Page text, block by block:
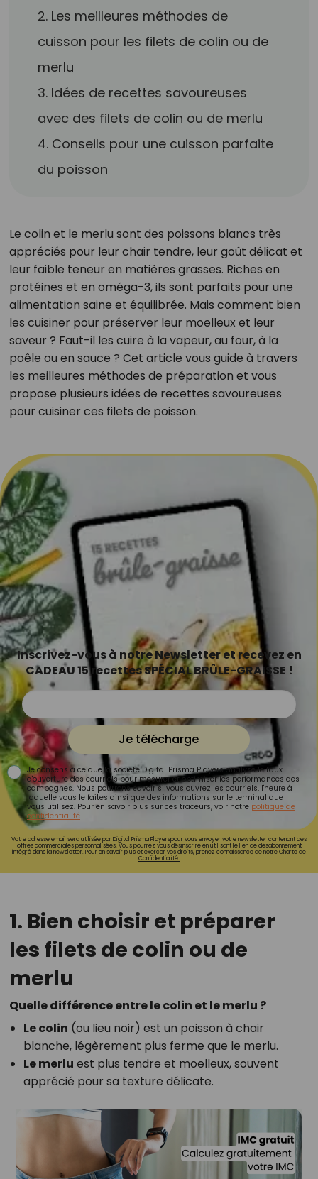
2. Les meilleures méthodes de
cuisson pour les filets de colin ou de
merlu
3. Idées de recettes savoureuses
avec des filets de colin ou de merlu
4. Conseils pour une cuisson parfaite
du poisson
Le colin et le merlu sont des poissons blancs très
appréciés pour leur chair tendre, leur goût délicat et
leur faible teneur en matières grasses. Riches en
protéines et en oméga-3, ils sont parfaits pour une
alimentation saine et équilibrée. Mais comment bien
les cuisiner pour préserver leur moelleux et leur
saveur ? Faut-il les cuire à la vapeur, au four, à la
poêle ou en sauce ? Cet article vous guide à travers
les meilleures méthodes de préparation et vous
propose plusieurs idées de recettes savoureuses
pour cuisiner ces filets de poisson.
Inscrivez-vous à notre Newsletter et recevez en
CADEAU 15 recettes SPÉCIAL BRÛLE-GRAISSE !
Je télécharge
Je consens à ce que la société Digital Prisma Players analyse le taux
d'ouverture des courriels pour mesurer et optimiser les performances des
campagnes. Nous pourrons savoir si vous ouvrez les courriels, l'heure à
laquelle vous le faites ainsi que des informations sur le terminal que
vous utilisez. Pour en savoir plus sur ces traceurs, voir notre politique de
confidentialité.
Votre adresse email sera utilisée par Digital Prisma Playerspour vous envoyer votre newsletter contenant des
offres commerciales personnalisées. Vous pourrez vous désinscrire en utilisant le lien de désabonnement
intégré dans la newsletter. Pour en savoir plus et exercer vos droits, prenez connaissance de notreCharte de
Confidentialité.
1. Bien choisir et préparer
les filets de colin ou de
merlu
Quelle différence entre le colin et le merlu ?
Le colin (ou lieu noir) est un poisson à chair
blanche, légèrement plus ferme que le merlu.
Le merlu est plus tendre et moelleux, souvent
apprécié pour sa texture délicate.